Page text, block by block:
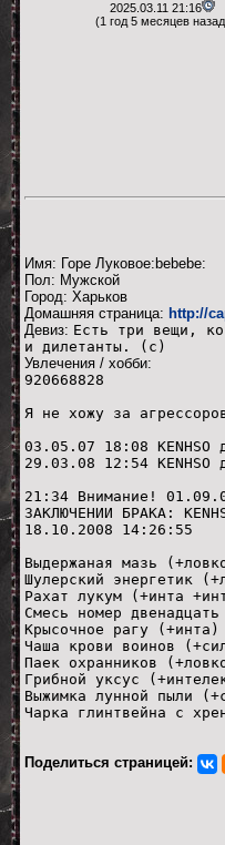
2025.03.11 21:16
(1 год 5 месяцев
Имя: Горе Луковое:bebebe:
Пол: Мужской
Город: Харьков
Домашняя страница: http://
Девиз: Есть три вещи,
и дилетанты. (с)
Увлечения / хобби:
920668828
Я не хожу за
03.05.07 18:08 KENHSO
29.03.08 12:54 KENHSO
21:34 Внимание!
ЗАКЛЮЧЕНИИ БРАКА:
18.10.2008 14:26:55
Выдержаная мазь
Шулерский энергетик
Рахат лукум (+инта
Смесь номер
Крысочное рагу (+инта)
Чаша крови воинов
Паек охранников
Грибной уксус
Выжимка лунной пыли
Чарка глинтвейна с
Поделиться страницей: